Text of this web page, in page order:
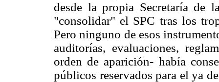
desde la propia Secretaría de
"consolidar" el SPC tras los
Pero ninguno de esos
auditorías, evaluaciones,
orden de aparición- había
públicos reservados para el ya